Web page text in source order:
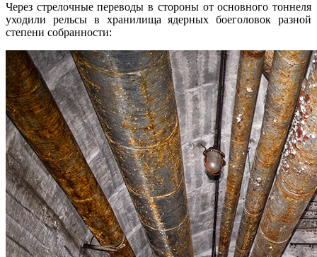
Через стрелочные переводы в стороны от основного тоннеля
уходили рельсы в хранилища ядерных боеголовок разной
степени собранности: